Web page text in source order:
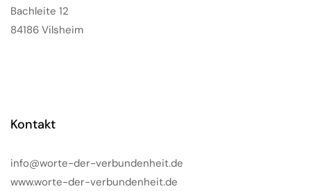
Bachleite 12
84186 Vilsheim
Kontakt
info@worte-der-verbundenheit.de
www.worte-der-verbundenheit.de